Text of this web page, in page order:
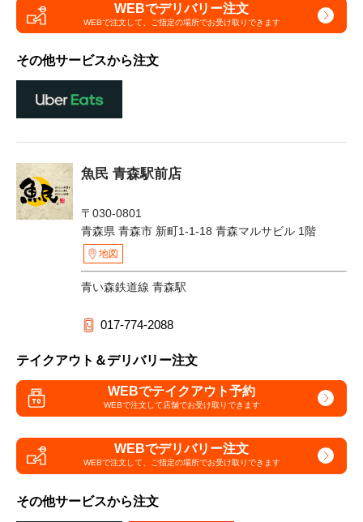
WEBでデリバリー注文
WEBで注文して、 ご指定の場所でお受け取りできます
その他サービスから注文
魚民 青森駅前店
〒030-0801
青森県 青森市 新町1-1-18 青森マルサビル 1階
地図
青い森鉄道線 青森駅
017-774-2088
テイクアウト＆デリバリー注文
WEBでテイクアウト予約
WEBで注文して店舗でお受け取りできます
WEBでデリバリー注文
WEBで注文して、 ご指定の場所でお受け取りできます
その他サービスから注文